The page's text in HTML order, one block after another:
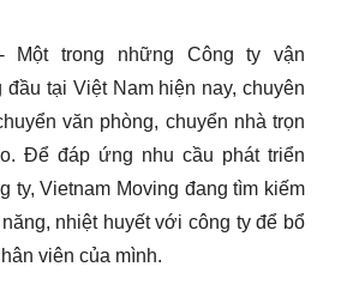
Một trong những Công ty vận
đầu tại Việt Nam hiện nay, chuyên
văn phòng, chuyển nhà trọn
Để đáp ứng nhu cầu phát triển
ty, Vietnam Moving đang tìm kiếm
nhiệt huyết với công ty để bổ
viên của mình.